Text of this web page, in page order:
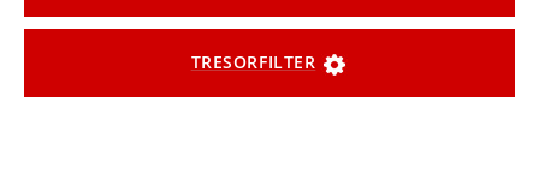
TRESORFILTER